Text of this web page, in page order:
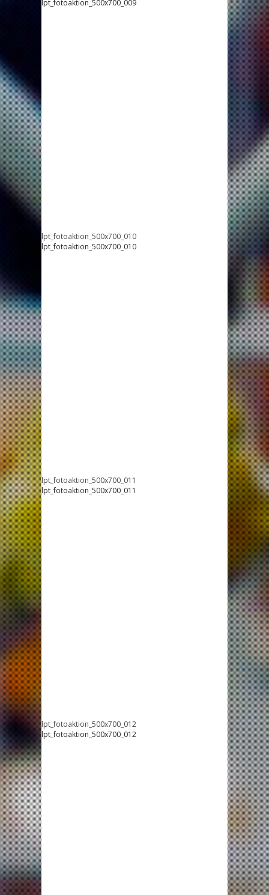
lpt_fotoaktion_500x700_009
lpt_fotoaktion_500x700_010
lpt_fotoaktion_500x700_010
lpt_fotoaktion_500x700_011
lpt_fotoaktion_500x700_011
lpt_fotoaktion_500x700_012
lpt_fotoaktion_500x700_012